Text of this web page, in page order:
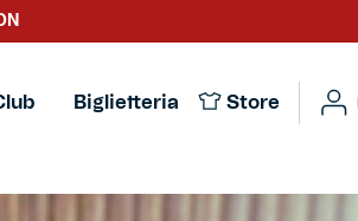
Biglietteria Store